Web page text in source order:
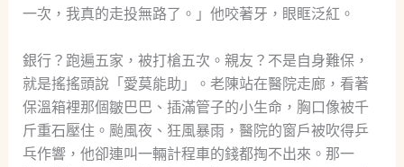
一次，我真的走投無路了。」他咬著牙，眼眶泛紅。
銀行？跑遍五家，被打槍五次。親友？不是自身難保，
就是搖搖頭說「愛莫能助」。老陳站在醫院走廊，看著
保溫箱裡那個皺巴巴、插滿管子的小生命，胸口像被千
斤重石壓住。颱風夜、狂風暴雨，醫院的窗戶被吹得乒
乓作響，他卻連叫一輛計程車的錢都掏不出來。那一